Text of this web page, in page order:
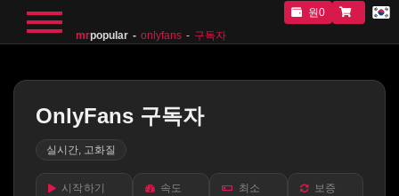
mrpopular onlyfans 구독자
원0
OnlyFans 구독자
실시간, 고화질
시작하기 속도 최소 보증